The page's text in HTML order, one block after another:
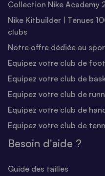
Collection Nike Academy
Nike Kitbuilder | Tenues
clubs
Notre offre dédiée au
Equipez votre club de
Equipez votre club de
Equipez votre club de
Equipez votre club de
Equipez votre club de
Besoin d'aide ?
Guide des tailles